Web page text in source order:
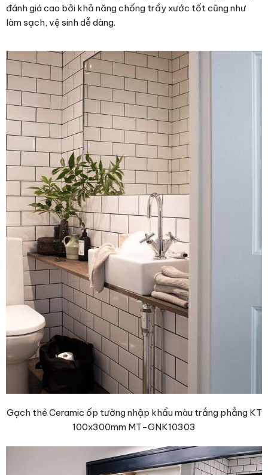
đánh giá cao bởi khả năng chống trầy xước tốt cũng như
làm sạch, vệ sinh dễ dàng.
Gạch thẻ Ceramic ốp tường nhập khẩu màu trắng phẳng KT
100x300mm MT-GNK10303